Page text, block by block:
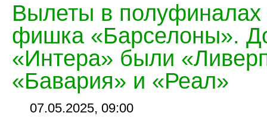
Вылеты в
фишка «Барселоны».
«Интера» были
«Бавария» и «Реал»
07.05.2025, 09:00